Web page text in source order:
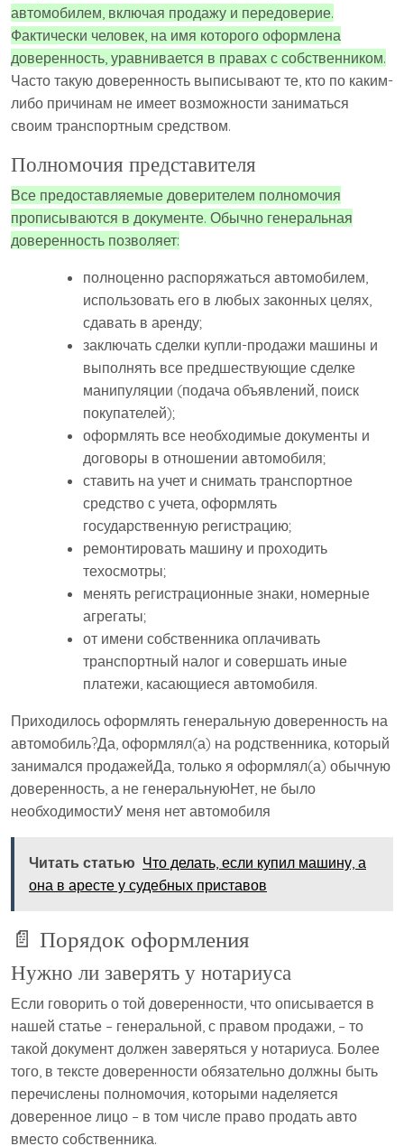
автомобилем, включая продажу и передоверие.
Фактически человек, на имя которого оформлена
доверенность, уравнивается в правах с собственником.
Часто такую доверенность выписывают те, кто по каким-
либо причинам не имеет возможности заниматься
своим транспортным средством.
Полномочия представителя
Все предоставляемые доверителем полномочия
прописываются в документе. Обычно генеральная
доверенность позволяет:
полноценно распоряжаться автомобилем,
использовать его в любых законных целях,
сдавать в аренду;
заключать сделки купли-продажи машины и
выполнять все предшествующие сделке
манипуляции (подача объявлений, поиск
покупателей);
оформлять все необходимые документы и
договоры в отношении автомобиля;
ставить на учет и снимать транспортное
средство с учета, оформлять
государственную регистрацию;
ремонтировать машину и проходить
техосмотры;
менять регистрационные знаки, номерные
агрегаты;
от имени собственника оплачивать
транспортный налог и совершать иные
платежи, касающиеся автомобиля.
Приходилось оформлять генеральную доверенность на
автомобиль?Да, оформлял(а) на родственника, который
занимался продажейДа, только я оформлял(а) обычную
доверенность, а не генеральнуюНет, не было
необходимостиУ меня нет автомобиля
Читать статью Что делать, если купил машину, а
она в аресте у судебных приставов
📄 Порядок оформления
Нужно ли заверять у нотариуса
Если говорить о той доверенности, что описывается в
нашей статье – генеральной, с правом продажи, – то
такой документ должен заверяться у нотариуса. Более
того, в тексте доверенности обязательно должны быть
перечислены полномочия, которыми наделяется
доверенное лицо – в том числе право продать авто
вместо собственника.